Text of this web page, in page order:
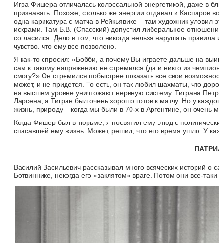
Игра Фишера отличалась колоссальной энергетикой, даже в
признавать. Похоже, столько же энергии отдавал и
одна карикатура с матча в Рейкьявике – там художник
искрами. Там Б.В. (Спасский) допустил либеральное
согласился. Дело в том, что никогда нельзя нарушать
чувство, что ему все позволено.
Я как-то спросил: «Бобби, а почему Вы играете дальше на
сам к такому напряжению не стремился (да и никто из
смогу?» Он стремился побыстрее показать все свои
может, и не придется. То есть, он так любил шахматы, что
на высшем уровне уничтожают нервную систему. Тиграна
Ларсена, а Тигран был очень хорошо готов к матчу. Но у
жизнь, природу – когда мы были в 70-х в Аргентине, он очень
Когда Фишер был в тюрьме, я посвятил ему этюд с
спасавшей ему жизнь. Может, решил, что его время ушло. У
Василий Васильевич рассказывал много всяческих историй о
Ботвиннике, некогда его «заклятом» враге. Потом они все-